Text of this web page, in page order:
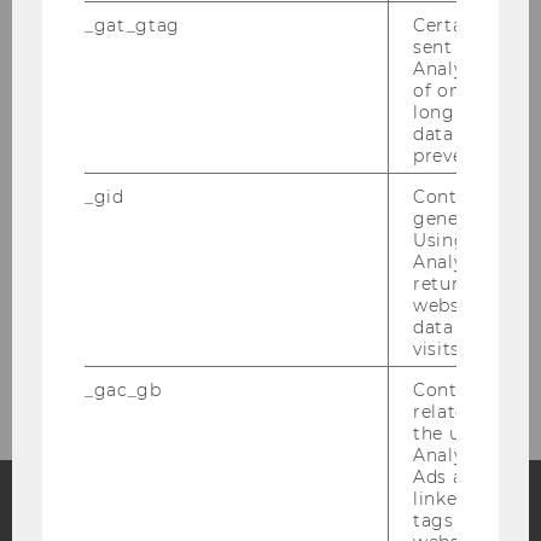
Digitalisate
Jahresberichte
_gat_gtag
Certain data
sent to
Analytics a
of once per
long as it is
data
prevented.
_gid
Contains a
generated
Using this
Analytics can
returning
website and
data from
visits.
_gac_gb
Contains
related
the user. If
Analytics and
Ads accounts
linked, the
tags on the